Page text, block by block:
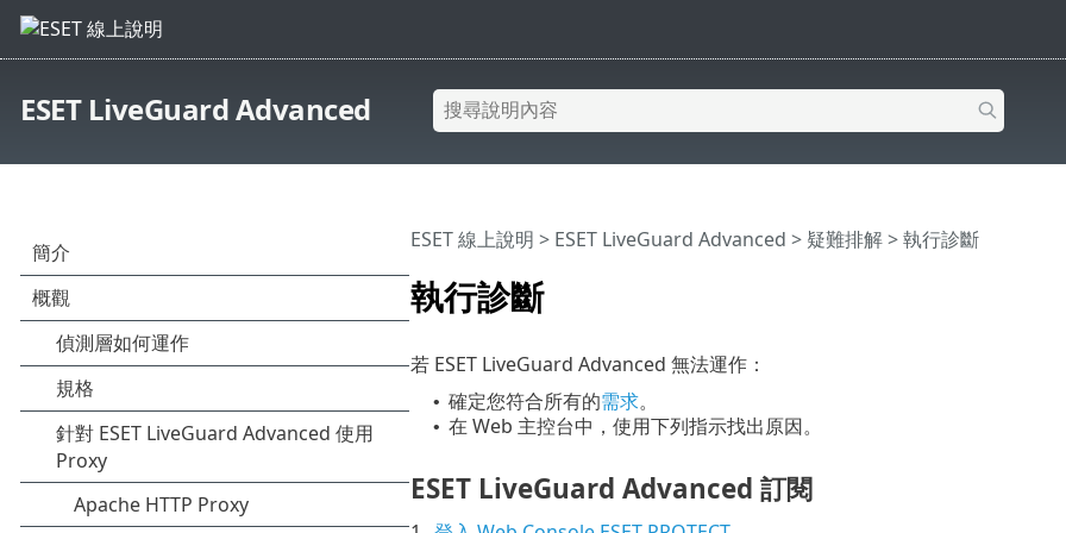
ESET LiveGuard Advanced
執行診斷
ESET 線上說明 > ESET LiveGuard Advanced > 疑難排解> 執行診斷
若 ESET LiveGuard Advanced 無法運作：
• 確定您符合所有的需求。
• 在 Web 主控台中，使用下列指示找出原因。
ESET LiveGuard Advanced 訂閱